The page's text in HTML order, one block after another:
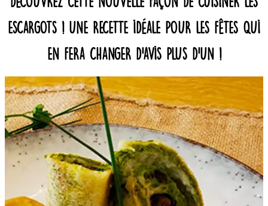
escargots ! Une recette idéale pour les fêtes qui
en fera changer d’avis plus d’un !